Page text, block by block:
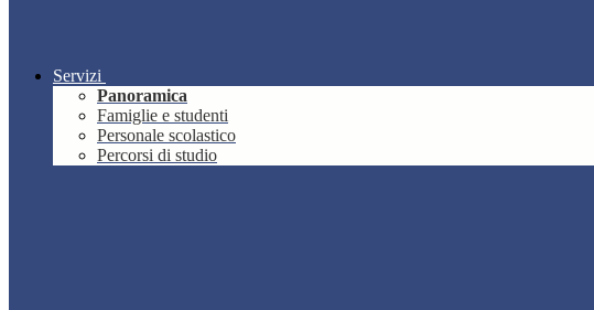
Servizi
Panoramica
Famiglie e studenti
Personale scolastico
Percorsi di studio